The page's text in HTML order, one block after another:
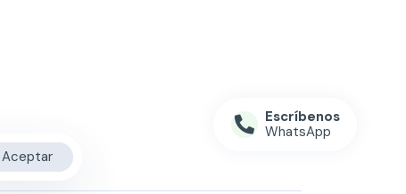
Escríbenos
WhatsApp
Aceptar